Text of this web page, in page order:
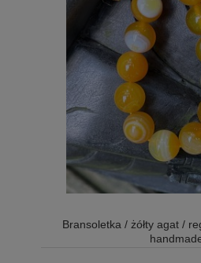
Bransoletka / żółty agat /